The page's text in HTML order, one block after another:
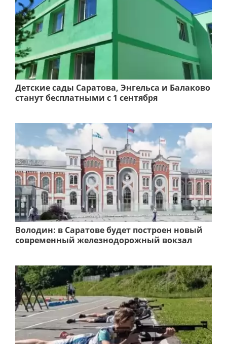
Детские сады Саратова, Энгельса и Балаково
станут бесплатными с 1 сентября
Володин: в Саратове будет построен новый
современный железнодорожный вокзал